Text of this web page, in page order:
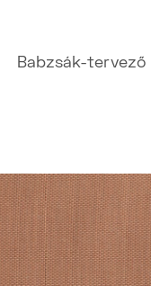
Babzsák-tervező